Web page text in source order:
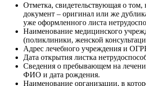
Отметка, свидетельствующая о том,
документ – оригинал или же
уже оформленного листа
Наименование медицинского
(поликлиники, женской
Адрес лечебного учреждения и
Дата открытия листка
Сведения о пребывающем на
ФИО и дата рождения.
Наименование организации, в